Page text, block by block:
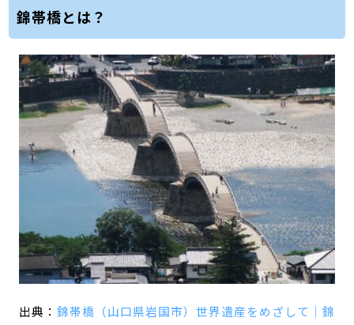
錦帯橋とは？
出典： 錦帯橋（山口県岩国市）世界遺産をめざして│錦